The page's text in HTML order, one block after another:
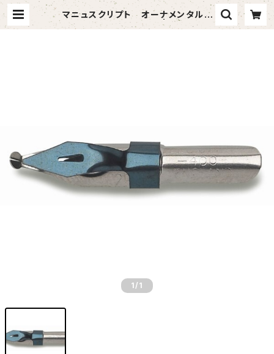
マニュスクリプト オーナメンタル４
００ 2.5mm 2本入 | vandaful
1 /1